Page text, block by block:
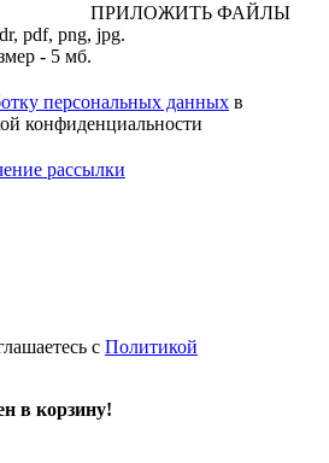
ПРИЛОЖИТЬ ФАЙЛЫ
pdf, png, jpg.
- 5 мб.
персональных данных в
конфиденциальности
рассылки
с Политикой
в корзину!